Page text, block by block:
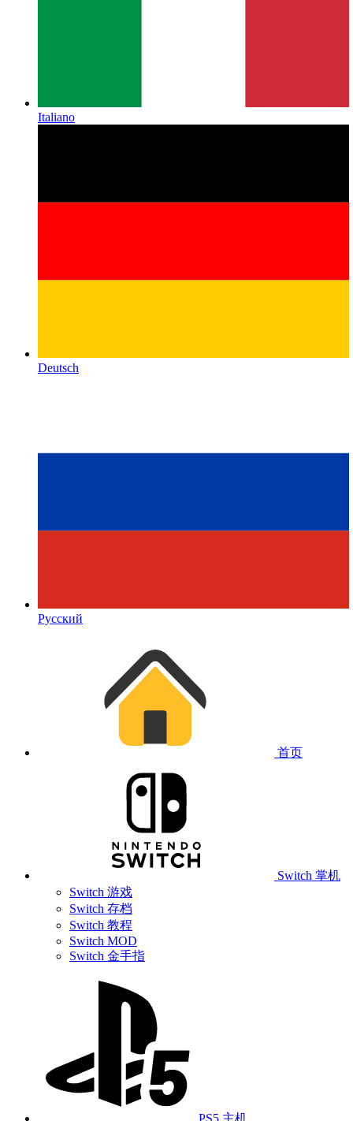
Italiano
Deutsch
Русский
首页
Switch 掌机
Switch 游戏
Switch 存档
Switch 教程
Switch MOD
Switch 金手指